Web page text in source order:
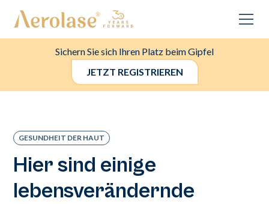
Sichern Sie sich Ihren Platz beim Gipfel
JETZT REGISTRIEREN
GESUNDHEIT DER HAUT
Hier sind einige
lebensverändernde